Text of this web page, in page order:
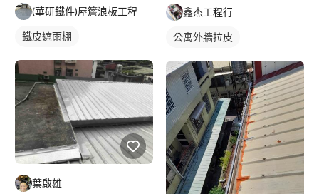
(華研鐵件)屋簷浪板工程
鐵皮遮雨棚
葉啟雄
鑫杰工程行
公寓外牆拉皮